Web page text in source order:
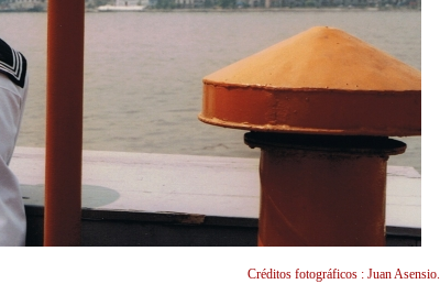
Créditos fotográficos : Juan Asensio.